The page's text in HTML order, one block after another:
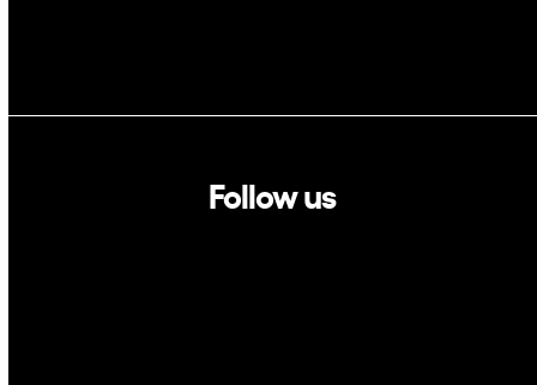
Follow us